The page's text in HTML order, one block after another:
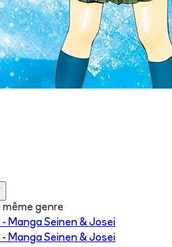
même genre
Manga Seinen & Josei
Manga Seinen & Josei